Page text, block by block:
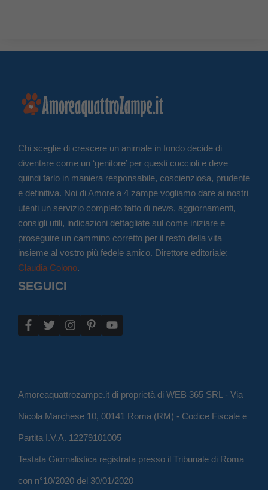
Chi sceglie di crescere un animale in fondo decide di
diventare come un ‘genitore’ per questi cuccioli e deve
quindi farlo in maniera responsabile, coscienziosa, prudente
e definitiva. Noi di Amore a 4 zampe vogliamo dare ai nostri
utenti un servizio completo fatto di news, aggiornamenti,
consigli utili, indicazioni dettagliate sul come iniziare e
proseguire un cammino corretto per il resto della vita
insieme al vostro più fedele amico. Direttore editoriale:
Claudia Colono.
SEGUICI
Amoreaquattrozampe.it di proprietà di WEB 365 SRL - Via
Nicola Marchese 10, 00141 Roma (RM) - Codice Fiscale e
Partita I.V.A. 12279101005
Testata Giornalistica registrata presso il Tribunale di Roma
con n°10/2020 del 30/01/2020